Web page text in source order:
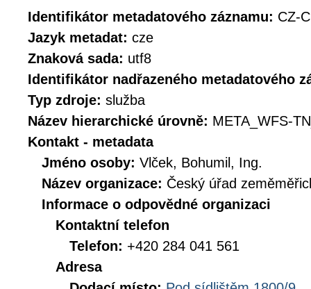
Identifikátor metadatového záznamu: CZ-
Jazyk metadat: cze
Znaková sada: utf8
Identifikátor nadřazeného metadatového
Typ zdroje: služba
Název hierarchické úrovně: META_WFS-
Kontakt - metadata
Jméno osoby: Vlček, Bohumil, Ing.
Název organizace: Český úřad
Informace o odpovědné organizaci
Kontaktní telefon
Telefon: +420 284 041 561
Adresa